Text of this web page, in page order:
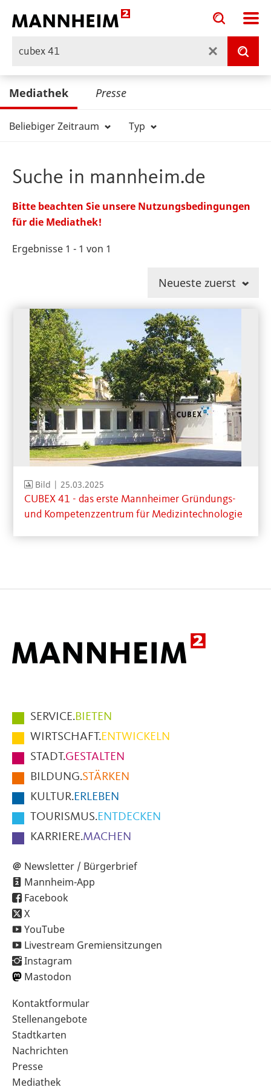
Suche
Toggle
search
input
form
Toggle
search
input
Mediathek Presse
Beliebiger Zeitraum Typ
Suche in mannheim.de
Bitte beachten Sie unsere Nutzungsbedingungen
für die Mediathek!
Ergebnisse 1 - 1 von 1
Neueste zuerst
Bild | 25.03.2025
CUBEX 41 - das erste Mannheimer Gründungs-
und Kompetenzzentrum für Medizintechnologie
Hauptmenüpunkte
im
Fußbereich
der
Seite
SERVICE.BIETEN
WIRTSCHAFT.ENTWICKELN
STADT.GESTALTEN
BILDUNG.STÄRKEN
KULTUR.ERLEBEN
TOURISMUS.ENTDECKEN
KARRIERE.MACHEN
Newsletter / Bürgerbrief
Mannheim-App
Facebook
X
YouTube
Livestream Gremiensitzungen
Instagram
Mastodon
Sekundärnavigation
im
Fußbereich
Kontaktformular
Stellenangebote
Stadtkarten
Nachrichten
Presse
Mediathek